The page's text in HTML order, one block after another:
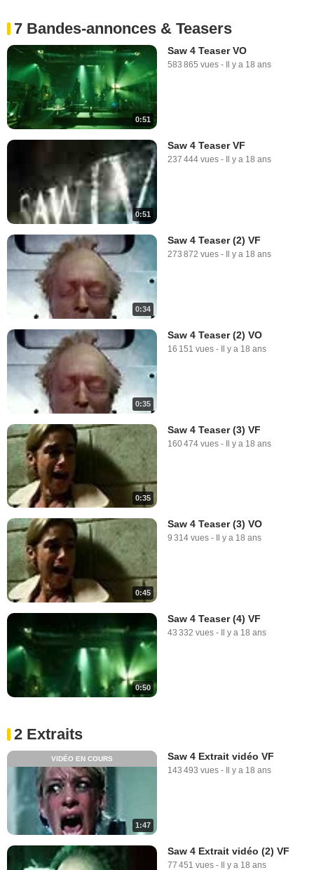
7 Bandes-annonces & Teasers
0:51
Saw 4 Teaser VO
583 865 vues - Il y a 18 ans
0:51
Saw 4 Teaser VF
237 444 vues - Il y a 18 ans
0:34
Saw 4 Teaser (2) VF
273 872 vues - Il y a 18 ans
0:35
Saw 4 Teaser (2) VO
16 151 vues - Il y a 18 ans
0:35
Saw 4 Teaser (3) VF
160 474 vues - Il y a 18 ans
0:45
Saw 4 Teaser (3) VO
9 314 vues - Il y a 18 ans
0:50
Saw 4 Teaser (4) VF
43 332 vues - Il y a 18 ans
2 Extraits
1:47
VIDÉO EN COURS Saw 4 Extrait vidéo VF
143 493 vues - Il y a 18 ans
Saw 4 Extrait vidéo (2) VF
77 451 vues - Il y a 18 ans